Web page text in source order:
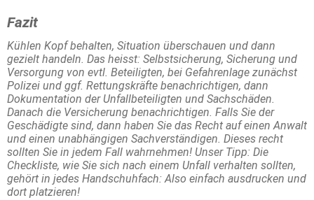
Fazit
Kühlen Kopf behalten, Situation überschauen und dann
gezielt handeln. Das heisst: Selbstsicherung, Sicherung und
Versorgung von evtl. Beteiligten, bei Gefahrenlage zunächst
Polizei und ggf. Rettungskräfte benachrichtigen, dann
Dokumentation der Unfallbeteiligten und Sachschäden.
Danach die Versicherung benachrichtigen. Falls Sie der
Geschädigte sind, dann haben Sie das Recht auf einen Anwalt
und einen unabhängigen Sachverständigen. Dieses recht
sollten Sie in jedem Fall wahrnehmen! Unser Tipp: Die
Checkliste, wie Sie sich nach einem Unfall verhalten sollten,
gehört in jedes Handschuhfach: Also einfach ausdrucken und
dort platzieren!